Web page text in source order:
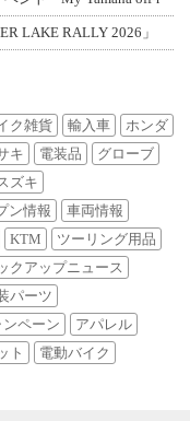
LAKE RALLY 2026」
ク雑貨 輸入車
ホンダ
キ 電装品
グローブ
ズキ
ン情報
車両情報
KTM
ツーリング用品
クアップニュース
パーツ
ンペーン
アパレル
ト
電動バイク